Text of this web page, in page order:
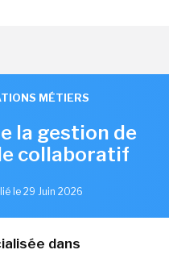
MÉTIERS
la gestion de
collaboratif
le 29 Juin 2026
dans